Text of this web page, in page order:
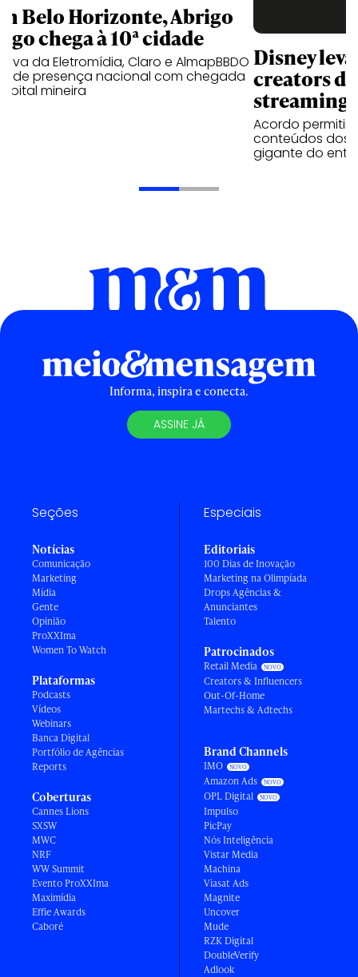
Belo Horizonte, Abrigo
chega à 10ª cidade
da Eletromídia, Claro e AlmapBBDO
presença nacional com chegada
mineira
Disney
creators
streaming
Acordo
conteúdos dos
gigante do
Informa, inspira e conecta.
ASSINE JÁ
Seções
Notícias
Comunicação
Marketing
Mídia
Gente
Opinião
ProXXIma
Women To Watch
Plataformas
Podcasts
Vídeos
Webinars
Banca Digital
Portfólio de Agências
Reports
Coberturas
Cannes Lions
SXSW
MWC
NRF
WW Summit
Evento ProXXIma
Maximídia
Effie Awards
Caboré
Especiais
Editoriais
100 Dias de Inovação
Marketing na Olimpíada
Drops Agências &
Anunciantes
Talento
Patrocinados
Retail Media
Creators & Influencers
Out-Of-Home
Martechs & Adtechs
Brand Channels
IMO
Amazon Ads
OPL Digital
Impulso
PicPay
Nós Inteligência
Vistar Media
Machina
Viasat Ads
Magnite
Uncover
Mude
RZK Digital
DoubleVerify
Adlook